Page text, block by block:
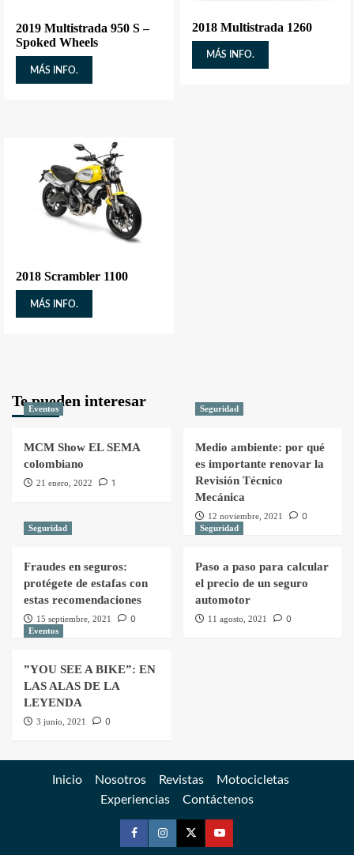
2019 Multistrada 950 S –
Spoked Wheels
MÁS INFO.
2018 Multistrada 1260
MÁS INFO.
2018 Scrambler 1100
MÁS INFO.
Te pueden interesar
Eventos
MCM Show EL SEMA
colombiano
21 enero, 2022 1
Seguridad
Medio ambiente: por qué
es importante renovar la
Revisión Técnico
Mecánica
12 noviembre, 2021 0
Seguridad
Fraudes en seguros:
protégete de estafas con
estas recomendaciones
15 septiembre, 2021 0
Seguridad
Paso a paso para calcular
el precio de un seguro
automotor
11 agosto, 2021 0
Eventos
”YOU SEE A BIKE”: EN
LAS ALAS DE LA
LEYENDA
3 junio, 2021 0
Inicio Nosotros Revistas
Motocicletas
Experiencias
Contáctenos